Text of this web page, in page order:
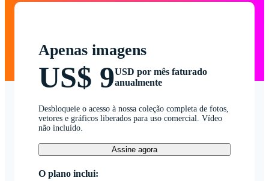
Apenas imagens
US$ 9USD por mês faturado
anualmente
Desbloqueie o acesso à nossa coleção completa de fotos,
vetores e gráficos liberados para uso comercial. Vídeo
não incluído.
Assine agora
O plano inclui: